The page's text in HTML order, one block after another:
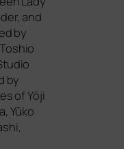
and
by
by
of Yōji
Yūko